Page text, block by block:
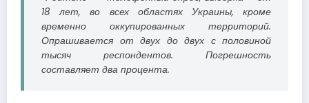
18 лет, во всех областях Украины, кроме
временно оккупированных территорий.
Опрашивается от двух до двух с половиной
тысяч респондентов. Погрешность
составляет два процента.